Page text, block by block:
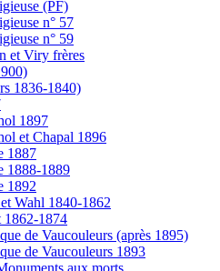
(PF)
n° 57
n° 59
et Viry frères
1836-1840)
1897
et Chapal 1896
1887
1888-1889
1892
Wahl 1840-1862
1862-1874
de Vaucouleurs (après 1895)
de Vaucouleurs 1893
aux morts